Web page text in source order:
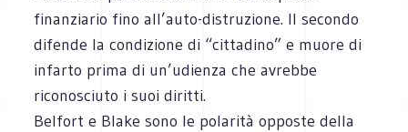
finanziario fino all’auto-distruzione. Il secondo
difende la condizione di “cittadino” e muore di
infarto prima di un’udienza che avrebbe
riconosciuto i suoi diritti.
Belfort e Blake sono le polarità opposte della